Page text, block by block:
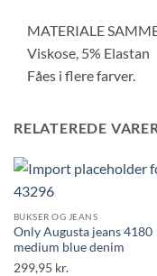
MATERIALE
Viskose, 5% Elastan
Fåes i flere farver.
RELATEREDE
BUKSER OG JEANS
Only Augusta jeans 4180
medium blue denim
299,95 kr.